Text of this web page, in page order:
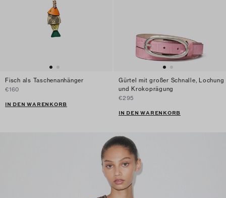
Fisch als Taschenanhänger
€160
IN DEN WARENKORB
Gürtel mit großer Schnalle, Lochung
und Krokoprägung
€295
IN DEN WARENKORB